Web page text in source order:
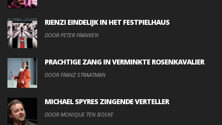
RIENZI EINDELIJK IN HET FESTPIELHAUS
DOOR PETER FRANKEN
PRACHTIGE ZANG IN VERMINKTE ROSENKAVALIER
DOOR FRANZ STRAATMAN
MICHAEL SPYRES ZINGENDE VERTELLER
DOOR MONIQUE TEN BOSKE